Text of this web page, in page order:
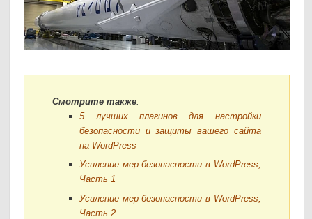
Смотрите также:
5 лучших плагинов для настройки
безопасности и защиты вашего сайта
на WordPress
Усиление мер безопасности в WordPress,
Часть 1
Усиление мер безопасности в WordPress,
Часть 2